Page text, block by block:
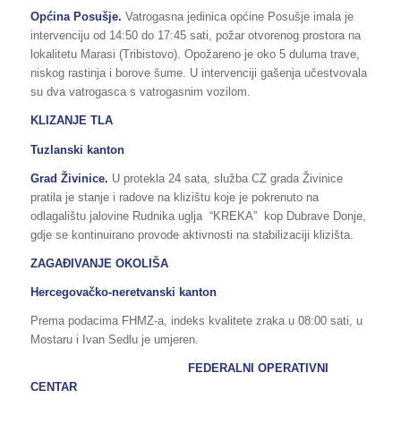
Općina Posušje. Vatrogasna jedinica općine Posušje imala je
intervenciju od 14:50 do 17:45 sati, požar otvorenog prostora na
lokalitetu Marasi (Tribistovo). Opožareno je oko 5 duluma trave,
niskog rastinja i borove šume. U intervenciji gašenja učestvovala
su dva vatrogasca s vatrogasnim vozilom.
KLIZANJE TLA
Tuzlanski kanton
Grad Živinice. U protekla 24 sata, služba CZ grada Živinice
pratila je stanje i radove na klizištu koje je pokrenuto na
odlagalištu jalovine Rudnika uglja “KREKA” kop Dubrave Donje,
gdje se kontinuirano provode aktivnosti na stabilizaciji klizišta.
ZAGAĐIVANJE OKOLIŠA
Hercegovačko-neretvanski kanton
Prema podacima FHMZ-a, indeks kvalitete zraka u 08:00 sati, u
Mostaru i Ivan Sedlu je umjeren.
FEDERALNI OPERATIVNI
CENTAR